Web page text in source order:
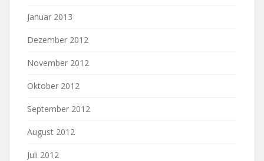
Januar 2013
Dezember 2012
November 2012
Oktober 2012
September 2012
August 2012
Juli 2012